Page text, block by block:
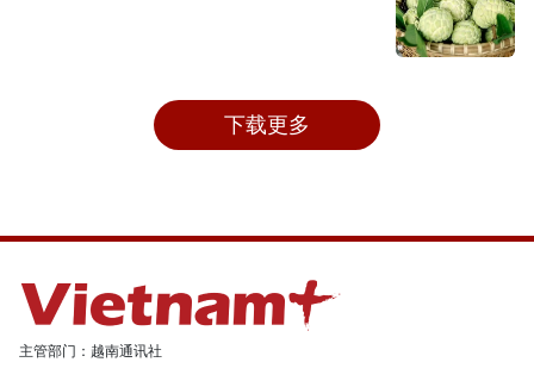
下载更多
主管部门：越南通讯社